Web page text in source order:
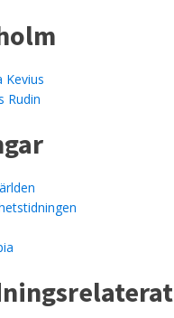
Kevius
Rudin